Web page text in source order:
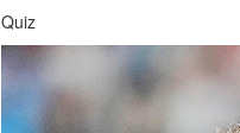
Quiz